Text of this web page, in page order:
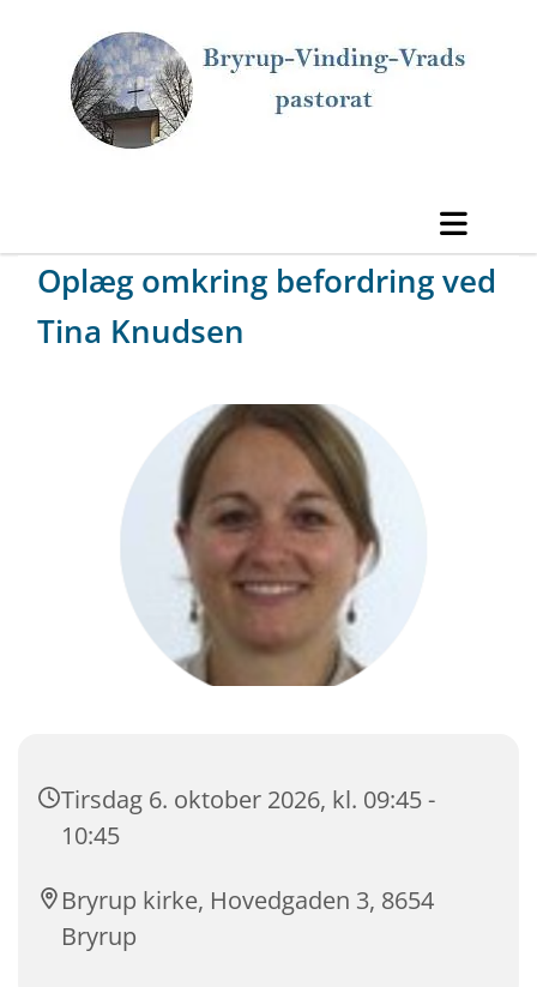
Oplæg omkring befordring ved
Tina Knudsen
Tirsdag 6. oktober 2026, kl. 09:45 -
10:45
Bryrup kirke, Hovedgaden 3, 8654
Bryrup